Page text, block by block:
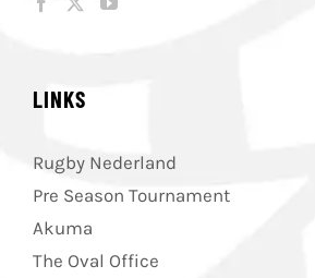
LINKS
Rugby Nederland
Pre Season Tournament
Akuma
The Oval Office